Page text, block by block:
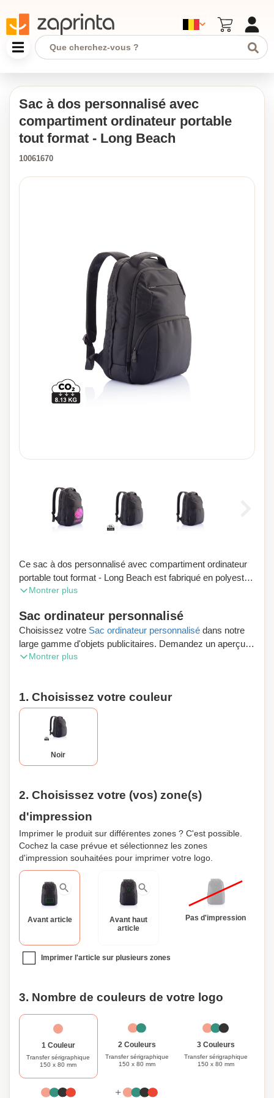
Sac à dos personnalisé avec
compartiment ordinateur portable
tout format - Long Beach
10061670
Ce sac à dos personnalisé avec compartiment ordinateur
portable tout format - Long Beach est fabriqué en polyester
1680D avec 2 compartiments principaux. L’un des
protéger votre ordinateur portable de quasi tout format.
L’autre compartiment contient une poche spéciale pour
contenir votre tablette. Les deux poches frontales à
fermeture éclair sont idéales pour garder vos objets de
Montrer plus
Sac ordinateur personnalisé
Choisissez votre Sac ordinateur personnalisé dans notre
large gamme d'objets publicitaires. Demandez un aperçu
numérique gratuit et profitez de la livraison gratuite de votre
À la recherche de produits personnalisés surprenants en
Belgique ? La firme wallonne Zaprinta vous sert dans toute
la Belgique. Examinez notre gamme de 30.000 produits.
Nous livrons gratuitement en Wallonie, en Flandre et à
Bruxelles. Besoin de d'aide ? Prenez contact avec nos
conseillers. Ils vous renseigneront immédiatement.
Montrer plus
1. Choisissez votre couleur
Noir
2. Choisissez votre (vos) zone(s)
d'impression
Imprimer le produit sur différentes zones ? C'est possible.
Cochez la case prévue et sélectionnez les zones
d'impression souhaitées pour imprimer votre logo.
Avant article
Avant haut
article
Pas d'impression
Imprimer l'article sur plusieurs zones
3. Nombre de couleurs de votre logo
1 Couleur
Transfer sérigraphique
150 x 80 mm
2 Couleurs
Transfer sérigraphique
150 x 80 mm
3 Couleurs
Transfer sérigraphique
150 x 80 mm